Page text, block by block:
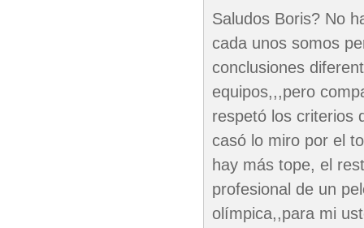
Saludos Boris? No
cada unos somos
conclusiones
equipos,,,pero
respetó los criterios
casó lo miro por el
hay más tope, el
profesional de un
olímpica,,para mi